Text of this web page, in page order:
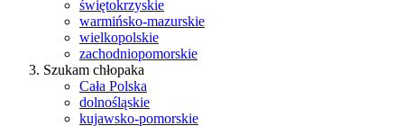
świętokrzyskie
warmińsko-mazurskie
wielkopolskie
zachodniopomorskie
Szukam chłopaka
Cała Polska
dolnośląskie
kujawsko-pomorskie